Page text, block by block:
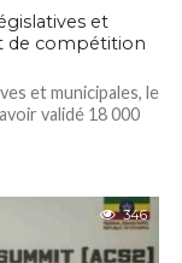
et
de compétition
et municipales, le
validé 18 000
346